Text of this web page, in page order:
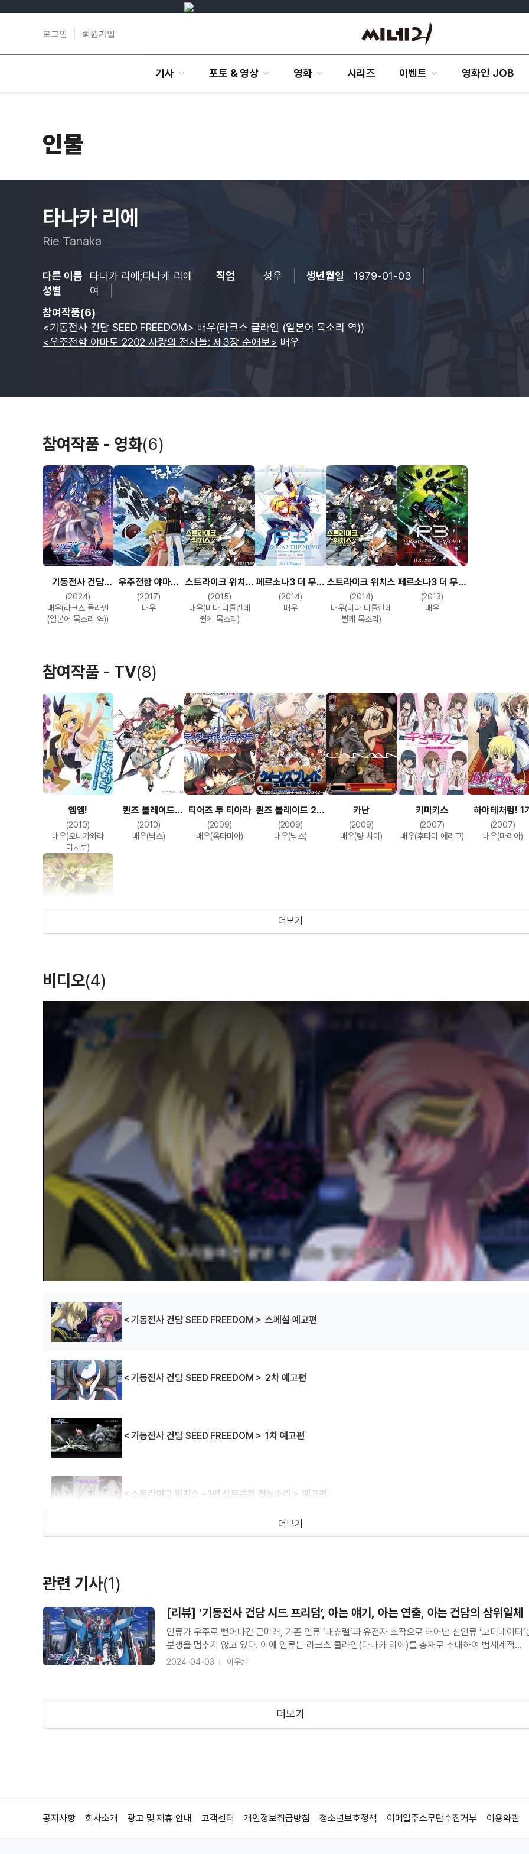
로그인 회원가입
기사 포토 & 영상 영화 시리즈 이벤트 영화인 JOB
인물
타나카 리에
Rie Tanaka
다른 이름 다나카 리에;타나케 리에 직업 성우 생년월일
1979-01-03
성별
여
참여작품(6)
<기동전사 건담 SEED FREEDOM> 배우(라크스 클라인 (일본어 목소리 역))
<우주전함 야마토 2202 사랑의 전사들: 제3장 순애보> 배우
참여작품 - 영화(6)
기동전사 건담
SEED FREEDOM
(2024)
배우(라크스 클라인
(일본어 목소리 역))
우주전함 야마토
2202 사랑의
전사들: 제3장
(2017)
배우
스트라이크 위치스
- 1편 산트론의
천둥소리
(2015)
배우(미나 디틀린데
뷜케 목소리)
페르소나3 더 무비
#2 미드서머
나이츠 드림
(2014)
배우
스트라이크 위치스
(2014)
배우(미나 디틀린데
뷜케 목소리)
페르소나3 더 무비
#1 스프링 오브
버스
(2013)
배우
참여작품 - TV(8)
엠엠!
(2010)
배우(오니가와라
미치루)
퀸즈 블레이드
OVA : 아름다운
투사들
(2010)
배우(닉스)
티어즈 투 티아라
(2009)
배우(옥타미아)
퀸즈 블레이드 2기
: 왕좌를 잇는 자
(2009)
배우(닉스)
카난
(2009)
배우(량 치이)
키미키스
(2007)
배우(후타미 에리코)
하야테처럼! 1
(2007)
배우(마리아)
(2002)
(프레이야)
더보기
비디오(4)
n
w
＜기동전사 건담 SEED FREEDOM＞ 스페셜 예고편
＜기동전사 건담 SEED FREEDOM＞ 2차 예고편
＜기동전사 건담 SEED FREEDOM＞ 1차 예고편
＜스트라이크 위치스 - 1편 산트론의 천둥소리＞ 예고편
더보기
관련 기사(1)
[리뷰] ‘기동전사 건담 시드 프리덤’, 아는 얘기, 아는 연출, 아는 건담의 삼위일체
인류가 우주로 뻗어나간 근미래, 기존 인류 ‘내츄럴’과 유전자 조작으로 태어난 신인류 ‘코디네이터’
분쟁을 멈추지 않고 있다. 이에 인류는 라크스 클라인(다나카 리에)를 총재로 추대하여 범세계적
평화기구인 ‘컴퍼스’를 설립한다. 그리고 라크스의 동료인 키라 야마토(호시 소이치로), 신 아스카
2024-04-03 이우빈
더보기
공지사항 회사소개 광고 및 제휴 안내 고객센터 개인정보취급방침 청소년보호정책 이메일주소무단수집거부 이용약관